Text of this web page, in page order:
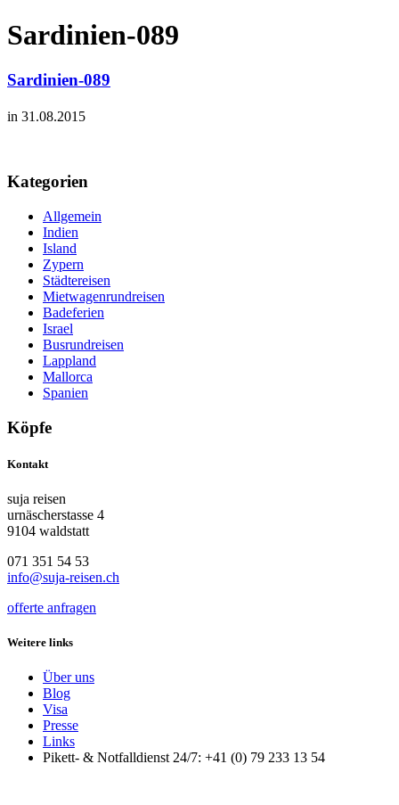
Sardinien-089
Sardinien-089
in 31.08.2015
Kategorien
Allgemein
Indien
Island
Zypern
Städtereisen
Mietwagenrundreisen
Badeferien
Israel
Busrundreisen
Lappland
Mallorca
Spanien
Köpfe
Kontakt
suja reisen
urnäscherstasse 4
9104 waldstatt
071 351 54 53
info@suja-reisen.ch
offerte anfragen
Weitere links
Über uns
Blog
Visa
Presse
Links
Pikett- & Notfalldienst 24/7: +41 (0) 79 233 13 54